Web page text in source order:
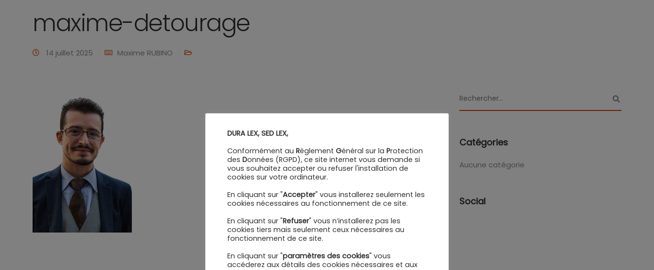
maxime-detourage
14 juillet 2025 Maxime RUBINO
Catégories
Aucune catégorie
Social
DURA LEX, SED LEX,
Conformément au Règlement Général sur la Protection
des Données (RGPD), ce site internet vous demande si
vous souhaitez accepter ou refuser l'installation de
cookies sur votre ordinateur.
En cliquant sur "Accepter" vous installerez seulement les
cookies nécessaires au fonctionnement de ce site.
En cliquant sur "Refuser" vous n’installerez pas les
cookies tiers mais seulement ceux nécessaires au
fonctionnement de ce site.
En cliquant sur "paramètres des cookies" vous
accéderez aux détails des cookies nécessaires et aux